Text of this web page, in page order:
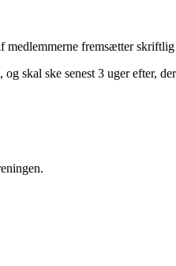
medlemmerne fremsætter
skal ske senest 3 uger efter,